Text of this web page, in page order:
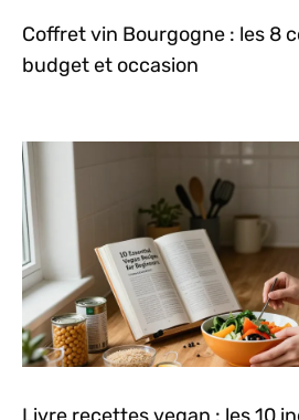
Coffret vin Bourgogne : les 8
budget et occasion